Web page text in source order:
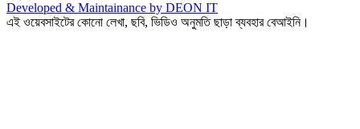
Developed & Maintainance by DEON IT
এই ওয়েবসাইটের কোনো লেখা, ছবি, ভিডিও অনুমতি ছাড়া ব্যবহার বেআইনি।